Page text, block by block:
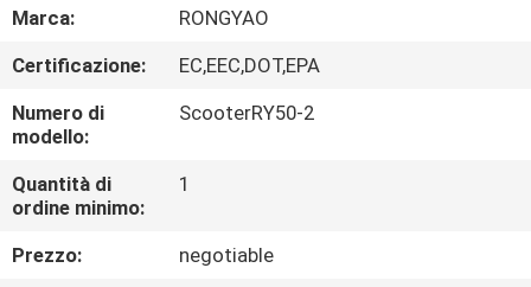
GIRO
DELLA
FABBRICA
CONTROLLO
DI
QUALITÀ
Marca:
RONGYAO
Certificazione:
EC,EEC,DOT,EPA
Numero di
modello:
ScooterRY50-2
Quantità di
ordine minimo:
1
Prezzo:
negotiable